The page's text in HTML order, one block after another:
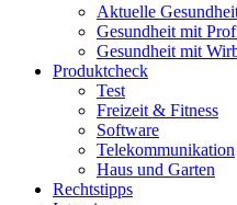
Aktuelle
Gesundheit mit
Gesundheit mit
Produktcheck
Test
Freizeit & Fitness
Software
Telekommunikation
Haus und Garten
Rechtstipps